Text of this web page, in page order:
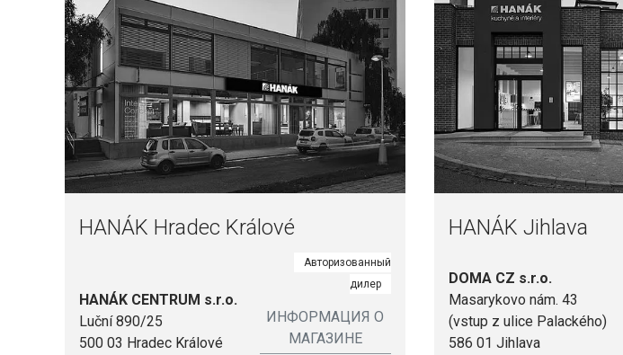
HANÁK Hradec Králové
HANÁK CENTRUM s.r.o.
Luční 890/25
500 03 Hradec Králové
Авторизованный
дилер
ИНФОРМАЦИЯ О
МАГАЗИНЕ
HANÁK Jihlava
DOMA CZ s.r.o.
Masarykovo nám. 43
(vstup z ulice Palackého)
586 01 Jihlava